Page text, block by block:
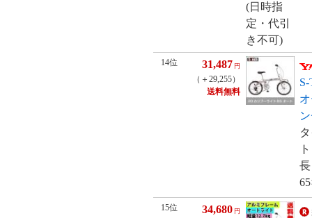
14位 31,487 円
（＋29,255）
送料無料
15位 34,680 円